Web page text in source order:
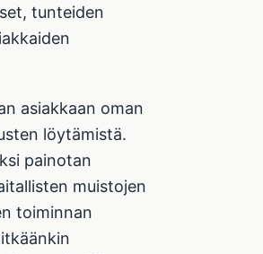
tunteiden
asiakkaan oman
löytämistä.
painotan
muistojen
toiminnan